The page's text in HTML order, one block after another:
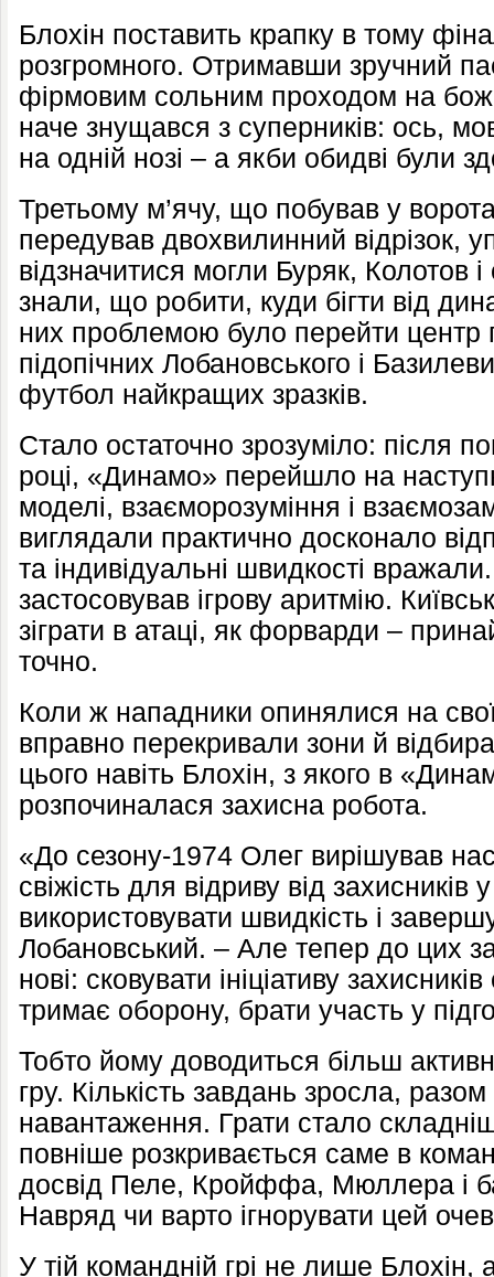
Блохін поставить крапку в тому
розгромного. Отримавши зручний
фірмовим сольним проходом на
наче знущався з суперників: ось,
на одній нозі – а якби обидві були
Третьому м’ячу, що побував у
передував двохвилинний відрізок,
відзначитися могли Буряк, Колотов
знали, що робити, куди бігти від
них проблемою було перейти центр
підопічних Лобановського і
футбол найкращих зразків.
Стало остаточно зрозуміло: після
році, «Динамо» перейшло на
моделі, взаєморозуміння і
виглядали практично досконало
та індивідуальні швидкості
застосовував ігрову аритмію.
зіграти в атаці, як форварди –
точно.
Коли ж нападники опинялися на
вправно перекривали зони й
цього навіть Блохін, з якого в
розпочиналася захисна робота.
«До сезону-1974 Олег вирішував
свіжість для відриву від захисників
використовувати швидкість і
Лобановський. – Але тепер до цих
нові: сковувати ініціативу
тримає оборону, брати участь у
Тобто йому доводиться більш
гру. Кількість завдань зросла, разом
навантаження. Грати стало
повніше розкривається саме в
досвід Пеле, Кройффа, Мюллера і
Навряд чи варто ігнорувати цей
У тій командній грі не лише Блохін,